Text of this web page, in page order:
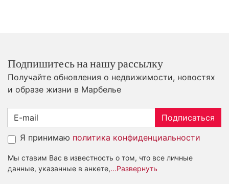
Подпишитесь на нашу рассылку
Получайте обновления о недвижимости, новостях
и образе жизни в Марбелье
Подписаться
Я принимаю политика конфиденциальности
Мы ставим Вас в известность о том, что все личные
данные, указанные в анкете,...Развернуть